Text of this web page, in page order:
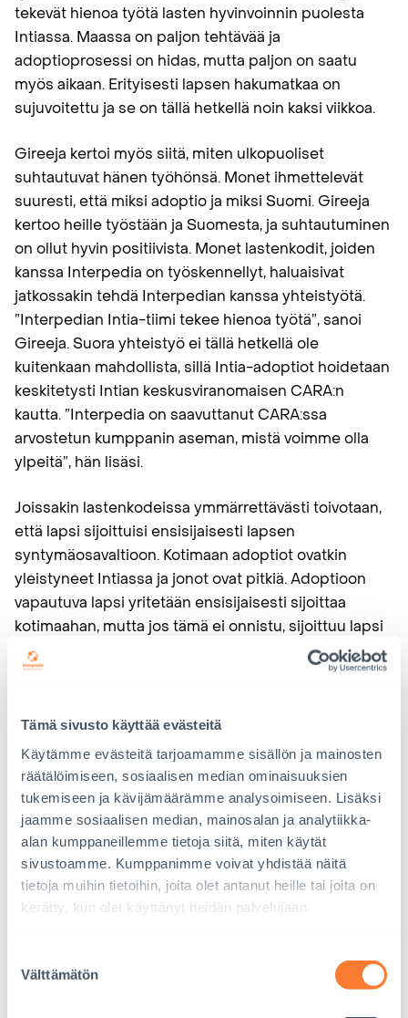
Tämä sivusto käyttää evästeitä
Käytämme evästeitä tarjoamamme sisällön ja mainosten
räätälöimiseen, sosiaalisen median ominaisuuksien
tukemiseen ja kävijämäärämme analysoimiseen. Lisäksi
jaamme sosiaalisen median, mainosalan ja analytiikka-
alan kumppaneillemme tietoja siitä, miten käytät
sivustoamme. Kumppanimme voivat yhdistää näitä
tietoja muihin tietoihin, joita olet antanut heille tai joita on
kerätty, kun olet käyttänyt heidän palvelujaan.
valinta
Välttämätön
tekevät hienoa työtä lasten hyvinvoinnin puolesta
Intiassa. Maassa on paljon tehtävää ja
adoptioprosessi on hidas, mutta paljon on saatu
myös aikaan. Erityisesti lapsen hakumatkaa on
sujuvoitettu ja se on tällä hetkellä noin kaksi viikkoa.
Gireeja kertoi myös siitä, miten ulkopuoliset
suhtautuvat hänen työhönsä. Monet ihmettelevät
suuresti, että miksi adoptio ja miksi Suomi. Gireeja
kertoo heille työstään ja Suomesta, ja suhtautuminen
on ollut hyvin positiivista. Monet lastenkodit, joiden
kanssa Interpedia on työskennellyt, haluaisivat
jatkossakin tehdä Interpedian kanssa yhteistyötä.
”Interpedian Intia-tiimi tekee hienoa työtä”, sanoi
Gireeja. Suora yhteistyö ei tällä hetkellä ole
kuitenkaan mahdollista, sillä Intia-adoptiot hoidetaan
keskitetysti Intian keskusviranomaisen CARA:n
kautta. ”Interpedia on saavuttanut CARA:ssa
arvostetun kumppanin aseman, mistä voimme olla
ylpeitä”, hän lisäsi.
Joissakin lastenkodeissa ymmärrettävästi toivotaan,
että lapsi sijoittuisi ensisijaisesti lapsen
syntymäosavaltioon. Kotimaan adoptiot ovatkin
yleistyneet Intiassa ja jonot ovat pitkiä. Adoptioon
vapautuva lapsi yritetään ensisijaisesti sijoittaa
kotimaahan, mutta jos tämä ei onnistu, sijoittuu lapsi
kansainväliseen adoptioon. Tälle on edelleen tarvetta.
Kansainvälisen adoption määrät ovat toki pieniä
tuntematon käsite Intiassa, joten tietoa tarvitaan vielä
paljon”, kertoi Gireeja.
Lopuksi Gireeja halusi sanoa vielä muutaman sanan
perheille: ”Osallistukaa infoihin, saatte niissä tärkeää
tietoa. Intian kulttuuri on hyvin erilainen, suhtautukaa
siihen kunnioittaen, olkaa joustavia ja kysykää
ihmeessä, jos jokin askarruttaa. Suomalaiset perheet
ovat kyllä olleet hyvin valmistautuneita. Minun
niin, että perhe ja lapsi voivat hyvin ja että oleskelu ja
maasta poistuminen sujuvat mukavasti. Meidän